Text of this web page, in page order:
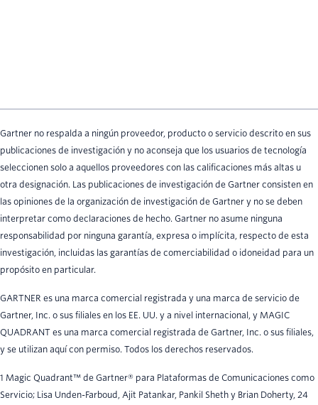
Gartner no respalda a ningún proveedor, producto o servicio descrito en sus
publicaciones de investigación y no aconseja que los usuarios de tecnología
seleccionen solo a aquellos proveedores con las calificaciones más altas u
otra designación. Las publicaciones de investigación de Gartner consisten en
las opiniones de la organización de investigación de Gartner y no se deben
interpretar como declaraciones de hecho. Gartner no asume ninguna
responsabilidad por ninguna garantía, expresa o implícita, respecto de esta
investigación, incluidas las garantías de comerciabilidad o idoneidad para un
propósito en particular.
GARTNER es una marca comercial registrada y una marca de servicio de
Gartner, Inc. o sus filiales en los EE. UU. y a nivel internacional, y MAGIC
QUADRANT es una marca comercial registrada de Gartner, Inc. o sus filiales,
y se utilizan aquí con permiso. Todos los derechos reservados.
1 Magic Quadrant™ de Gartner® para Plataformas de Comunicaciones como
Servicio; Lisa Unden-Farboud, Ajit Patankar, Pankil Sheth y Brian Doherty, 24